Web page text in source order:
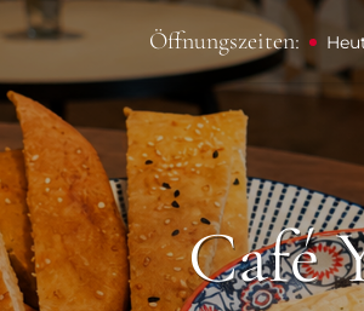
Öffnungszeiten:
Café